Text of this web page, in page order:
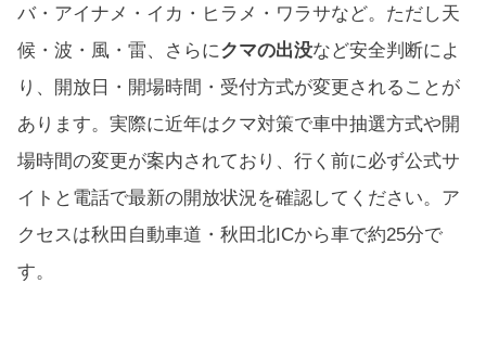
バ・アイナメ・イカ・ヒラメ・ワラサなど。ただし天
候・波・風・雷、さらにクマの出没など安全判断によ
り、開放日・開場時間・受付方式が変更されることが
あります。実際に近年はクマ対策で車中抽選方式や開
場時間の変更が案内されており、行く前に必ず公式サ
イトと電話で最新の開放状況を確認してください。ア
クセスは秋田自動車道・秋田北ICから車で約25分で
す。